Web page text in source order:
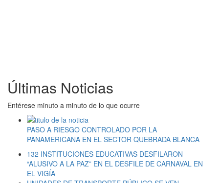
Últimas Noticias
Entérese minuto a minuto de lo que ocurre
PASO A RIESGO CONTROLADO POR LA
PANAMERICANA EN EL SECTOR QUEBRADA BLANCA
132 INSTITUCIONES EDUCATIVAS DESFILARON
“ALUSIVO A LA PAZ” EN EL DESFILE DE CARNAVAL EN
EL VIGÍA